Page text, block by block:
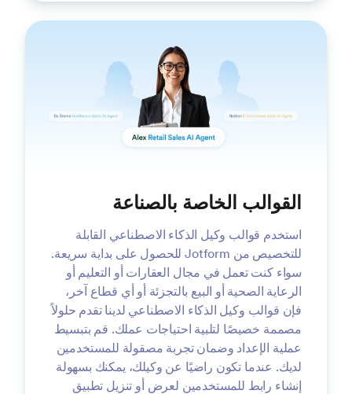
القوالب الخاصة بالصناعة
استخدم قوالب وكيل الذكاء الاصطناعي القابلة
للتخصيص من Jotform للحصول على بداية سريعة.
سواء كنت تعمل في مجال العقارات أو التعليم أو
الرعاية الصحية أو البيع بالتجزئة أو أي قطاع آخر،
فإن قوالب وكيل الذكاء الاصطناعي لدينا تقدم حلولاً
مصممة خصيصًا لتلبية احتياجات عملك. قم بتبسيط
عملية الإعداد وضمان تجربة مصقولة للمستخدمين
لديك. عندما تكون راضيًا عن وكيلك، يمكنك بسهولة
إنشاء رابط للمستخدمين لعرض أو تنزيل تطبيق